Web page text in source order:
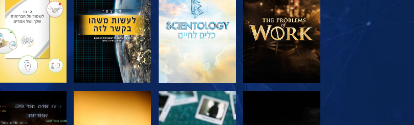
צפה צפה